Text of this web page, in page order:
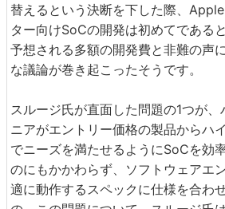
替えるという決断を下した際、
ター向けSoCの開発は初めてである
予想される多額の開発費と非難の声
な議論が巻き起こったそうです。
スルージ氏が直面した問題の1つが
ニアがエントリー価格の製品からハ
でニーズを満たせるようにSoCを効
のにもかかわらず、ソフトウェアエ
適に動作するスペックに仕様を合わ